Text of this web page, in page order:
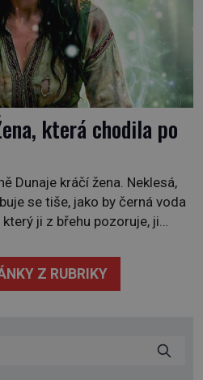
která chodila po
Dunaje kráčí žena. Neklesá,
se tiše, jako by černá voda
ji z břehu pozoruje, ji
Kisiljevo v severovýchodním
účty. […]
Z RUBRIKY